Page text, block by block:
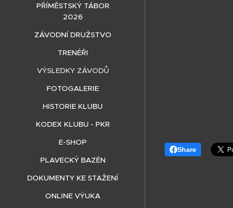
PŘÍMĚSTSKÝ TÁBOR
2026
ZÁVODNÍ DRUŽSTVO
TRENÉŘI
VÝSLEDKY ZÁVODŮ
FOTOGALERIE
HISTORIE KLUBU
KODEX KLUBU - PKR
E-SHOP
PLAVECKÝ BAZÉN
DOKUMENTY KE STAŽENÍ
ONLINE VÝUKA
Share